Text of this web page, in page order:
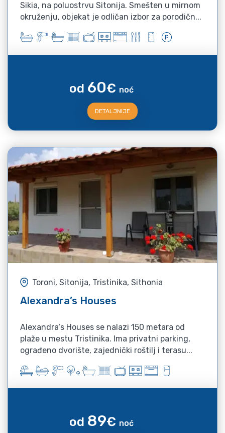
Sikia, na poluostrvu Sitonija. Smešten u mirnom
okruženju, objekat je odličan izbor za porodičn...
od 60€ noć
DETALJNIJE
Toroni, Sitonija, Tristinika, Sithonia
Alexandra’s Houses
Alexandra’s Houses se nalazi 150 metara od
plaže u mestu Tristinika. Ima privatni parking,
ograđeno dvorište, zajednički roštilj i terasu...
od 89€ noć